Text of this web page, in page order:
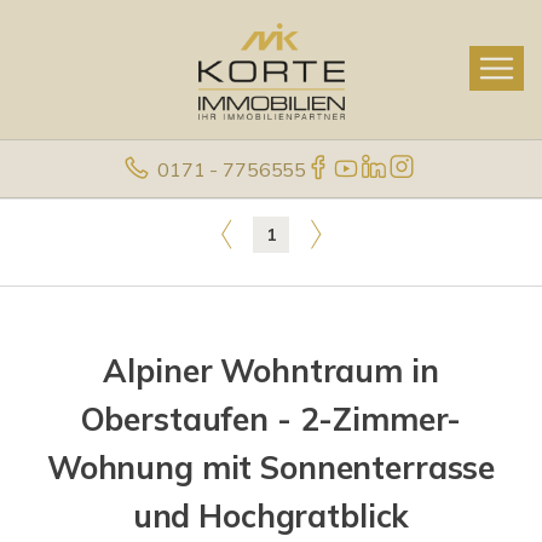
0171 - 7756555
1
Alpiner Wohntraum in
Oberstaufen - 2-Zimmer-
Wohnung mit Sonnenterrasse
und Hochgratblick